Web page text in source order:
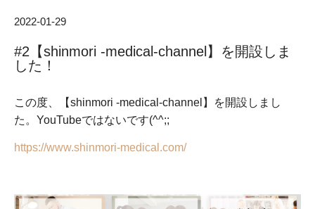
2022-01-29
#2【shinmori -medical-channel】を開設しま
した！
この度、【shinmori -medical-channel】を開設しまし
た。YouTubeではないです(^^;;
https://www.shinmori-medical.com/